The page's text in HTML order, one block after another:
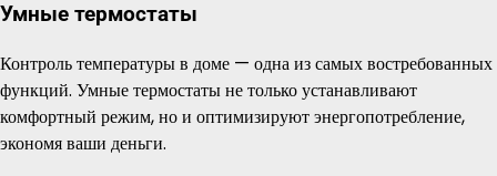
Умные термостаты
Контроль температуры в доме — одна из самых востребованных
функций. Умные термостаты не только устанавливают
комфортный режим, но и оптимизируют энергопотребление,
экономя ваши деньги.